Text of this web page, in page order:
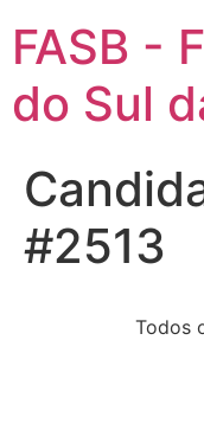
FASB -
do Sul
#2513
Todos